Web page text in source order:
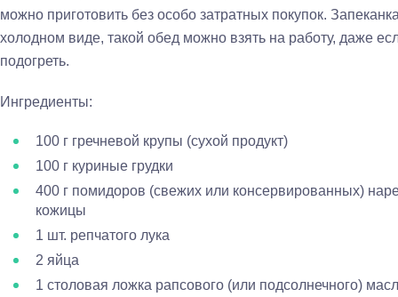
можно приготовить без особо затратных покупок.
холодном виде, такой обед можно взять на работу, даже
подогреть.
Ингредиенты:
100 г гречневой крупы (сухой продукт)
100 г куриные грудки
400 г помидоров (свежих или консервированных)
кожицы
1 шт. репчатого лука
2 яйца
1 столовая ложка рапсового (или подсолнечного)